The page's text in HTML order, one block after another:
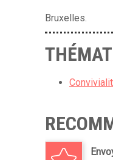
Bruxelles.